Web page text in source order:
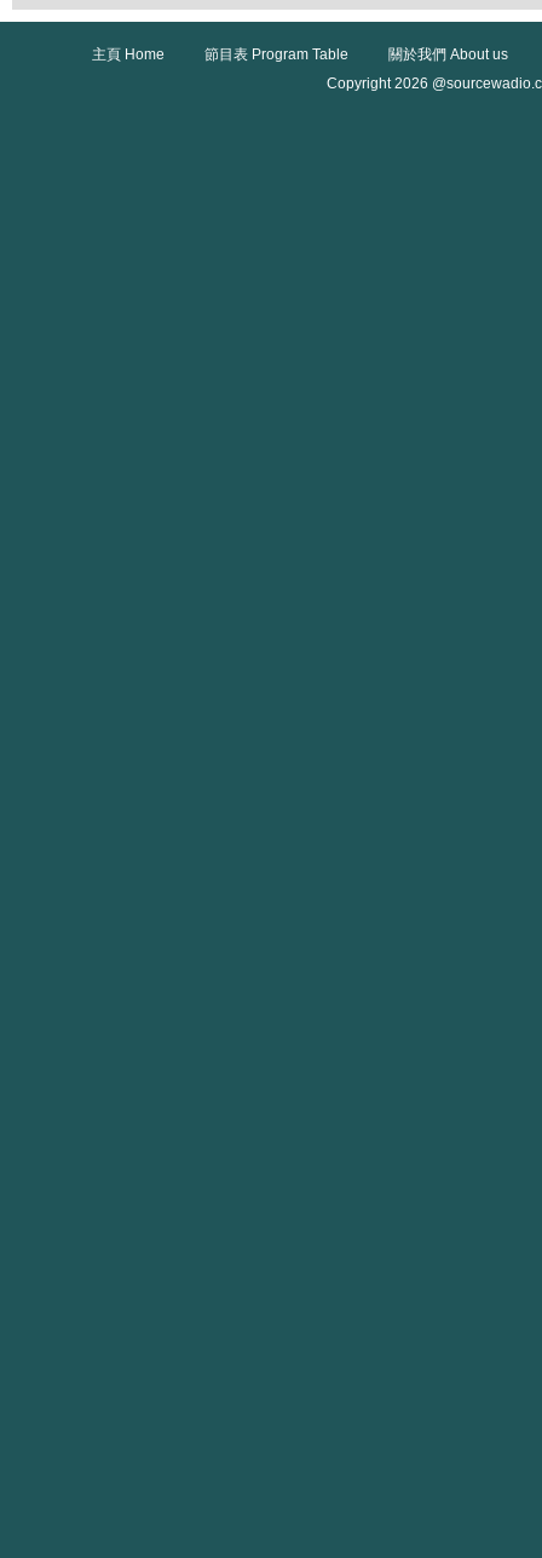
主頁 Home 節目表 Program Table
關於我們 About us
Copyright 2026